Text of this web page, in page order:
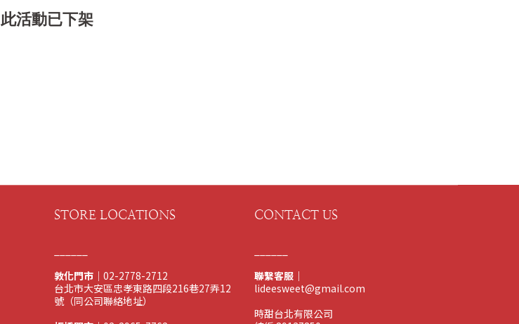
此活動已下架
STORE LOCATIONS
敦化門市 ｜02-2778-2712
台北市大安區忠孝東路四段216巷27弄12
號（同公司聯絡地址）
CONTACT US
聯繫客服｜
lideesweet@gmail.com
時甜台北有限公司